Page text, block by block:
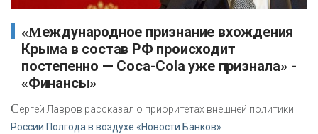
«Международное признание вхождения
Крыма в состав РФ происходит
постепенно — Coca-Cola уже признала» -
«Финансы»
Сергей Лавров рассказал о приоритетах внешней политики
России Полгода в воздухе «Новости Банков»